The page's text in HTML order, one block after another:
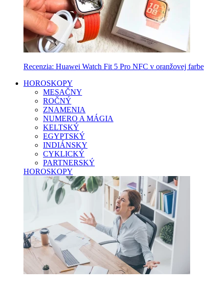
Recenzia: Huawei Watch Fit 5 Pro NFC v oranžovej farbe
HOROSKOPY
MESAČNY
ROČNÝ
ZNAMENIA
NUMERO A MÁGIA
KELTSKÝ
EGYPTSKÝ
INDIÁNSKY
CYKLICKÝ
PARTNERSKÝ
HOROSKOPY